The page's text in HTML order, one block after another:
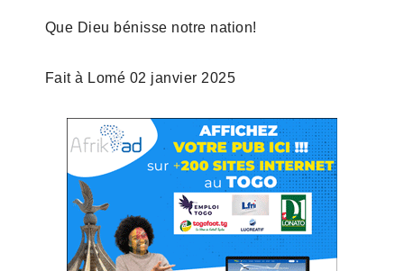
Que Dieu bénisse notre nation!
Fait à Lomé 02 janvier 2025